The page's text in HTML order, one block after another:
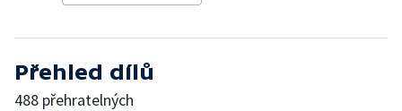
Přehled dílů
488 přehratelných